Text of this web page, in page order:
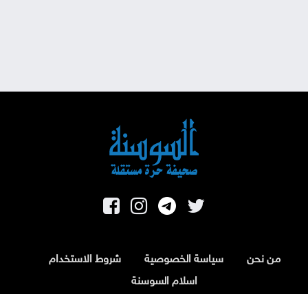
من نحن سياسة الخصوصية
شروط الاستخدام
اسلام السوسنة